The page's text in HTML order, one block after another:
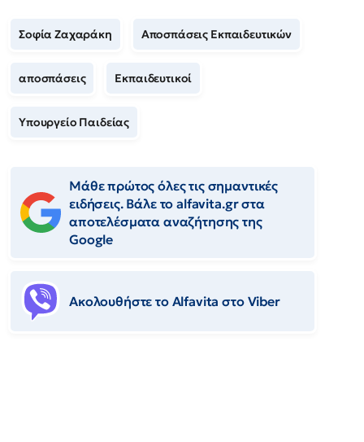
Σοφία Ζαχαράκη Αποσπάσεις Εκπαιδευτικών
αποσπάσεις Εκπαιδευτικοί
Υπουργείο Παιδείας
Μάθε πρώτος όλες τις σημαντικές
ειδήσεις. Βάλε το alfavita.gr στα
αποτελέσματα αναζήτησης της
Google
Ακολουθήστε το Αlfavita στο Viber